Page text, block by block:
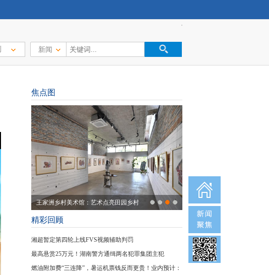
新闻
焦点图
王家洲乡村美术馆：艺术点亮田园乡村
精彩回顾
湘超暂定第四轮上线FVS视频辅助判罚
最高悬赏25万元！湖南警方通缉两名犯罪集团主犯
燃油附加费“三连降”，暑运机票钱反而更贵！业内预计：